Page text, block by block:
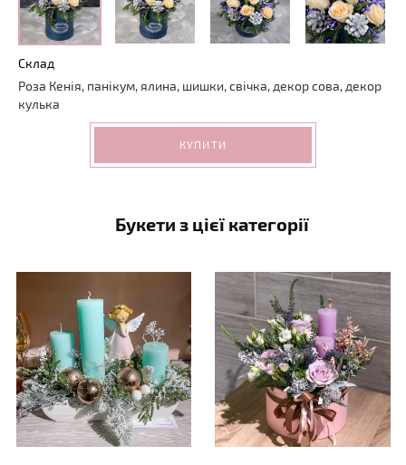
Склад
Роза Кенія, панікум, ялина, шишки, свічка, декор сова, декор
кулька
КУПИТИ
Букети з цієї категорії